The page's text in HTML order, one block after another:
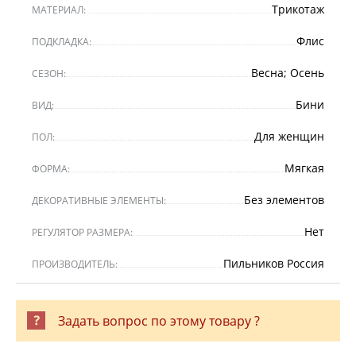
МАТЕРИАЛ: Трикотаж
ПОДКЛАДКА: Флис
СЕЗОН: Весна; Осень
ВИД: Бини
ПОЛ: Для женщин
ФОРМА: Мягкая
ДЕКОРАТИВНЫЕ ЭЛЕМЕНТЫ: Без элементов
РЕГУЛЯТОР РАЗМЕРА: Нет
ПРОИЗВОДИТЕЛЬ: Пильников Россия
Задать вопрос по этому товару ?